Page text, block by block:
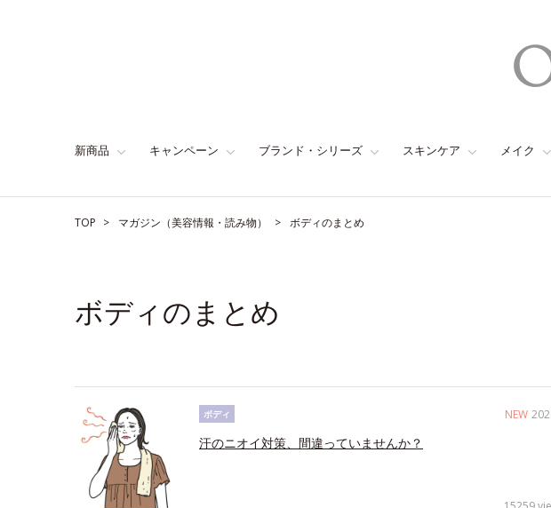
新商品 キャンペーン ブランド・シリーズ スキンケア メイク
TOP マガジン（美容情報・読み物） ボディのまとめ
ボディのまとめ
NEW
ボディ
汗のニオイ対策、間違っていませんか？